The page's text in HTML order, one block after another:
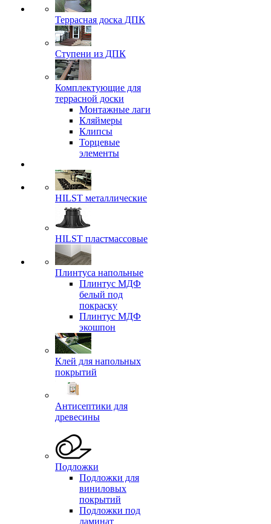
Террасная доска ДПК
Ступени из ДПК
Комплектующие для
террасной доски
Монтажные лаги
Кляймеры
Клипсы
Торцевые
элементы
HILST металлические
HILST пластмассовые
Плинтуса напольные
Плинтус МДФ
белый под
покраску
Плинтус МДФ
экошпон
Клей для напольных
покрытий
Антисептики для
древесины
Подложки
Подложки для
виниловых
покрытий
Подложки под
ламинат